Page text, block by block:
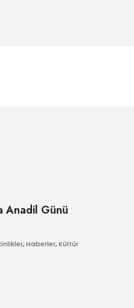
Anadil Günü
,Haberler,Kültür